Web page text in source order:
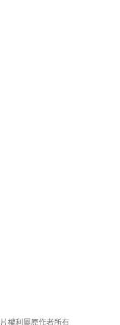
權利屬原作者所有